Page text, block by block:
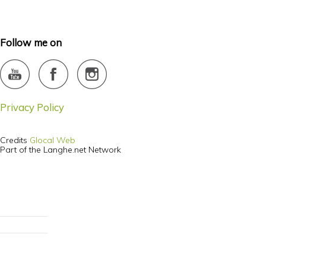
Follow me on
Privacy Policy
Credits Glocal Web
Part of the Langhe.net Network